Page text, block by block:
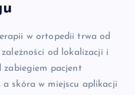
w ortopedii trwa od
od lokalizacji i
zabiegiem pacjent
skóra w miejscu aplikacji